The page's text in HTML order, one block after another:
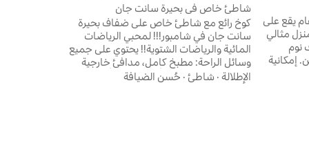
يقع على
مثالي
نوم
إمكانية
في
شاطئ خاص في بحيرة سانت جان
كوخ رائع مع شاطئ خاص على ضفاف بحيرة
سانت جان في شامبور!!! لمحبي الرياضات
المائية والرياضات الشتوية!! يحتوي على جميع
وسائل الراحة: مطبخ كامل، مدافئ خارجية
وداخلية، مكيف هواء، أرضيات مدفأة، شواء، واي
الإطلالة · شاطئ · حُسن الضيافة